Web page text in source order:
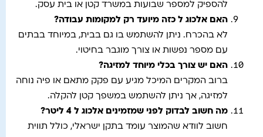
להספיק למספר שבועות במשרד קטן או בית עסק.
האם אלכוג ל כזה מיועד רק למקומות עבודה?
לא בהכרח. ניתן להשתמש בו גם בבית, במיוחד בבתים
עם מספר נפשות או צורך מוגבר בחיטוי.
האם יש צורך בכלי מיוחד למזיגה?
ברוב המקרים המיכל מגיע עם פקק מתאם או פיה נוחה
למזיגה, אך ניתן להשתמש במשפך קטן להקלה.
מה חשוב לבדוק לפני שמזמינים אלכוג ל 4 ליטר
?
חשוב לוודא שהמוצר עומד בתקן ישראלי, כולל תווית